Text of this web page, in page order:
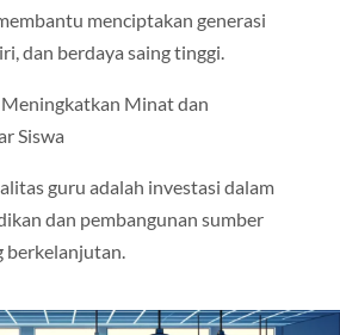
menciptakan generasi
dan berdaya saing tinggi.
Minat dan
Siswa
guru adalah investasi dalam
dan pembangunan sumber
berkelanjutan.